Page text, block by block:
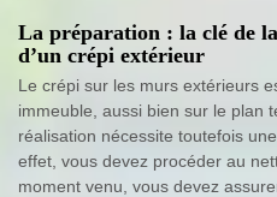
La préparation : la clé de
d’un crépi extérieur
Le crépi sur les murs extérieurs
immeuble, aussi bien sur le plan
réalisation nécessite toutefois
effet, vous devez procéder au
moment venu, vous devez